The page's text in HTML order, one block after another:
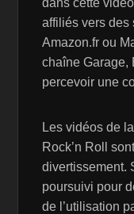
affiliés vers des
Amazon.fr ou
chaîne Garage,
percevoir une
Les vidéos de
Rock’n Roll
divertissement.
poursuivi pour
de l’utilisation